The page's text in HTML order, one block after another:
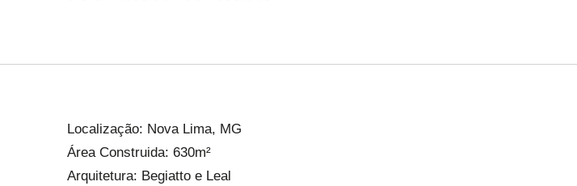
Localização: Nova Lima, MG
Área Construida: 630m²
Arquitetura: Begiatto e Leal